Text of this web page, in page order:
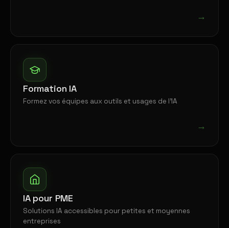
→
Formation IA
Formez vos équipes aux outils et usages de l'IA
→
IA pour PME
Solutions IA accessibles pour petites et moyennes
entreprises